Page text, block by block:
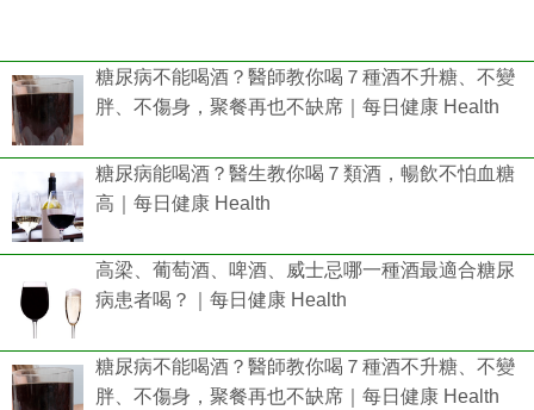
糖尿病不能喝酒？醫師教你喝７種酒不升糖、不變
胖、不傷身，聚餐再也不缺席｜每日健康 Health
糖尿病能喝酒？醫生教你喝７類酒，暢飲不怕血糖
高｜每日健康 Health
高梁、葡萄酒、啤酒、威士忌哪一種酒最適合糖尿
病患者喝？｜每日健康 Health
糖尿病不能喝酒？醫師教你喝７種酒不升糖、不變
胖、不傷身，聚餐再也不缺席｜每日健康 Health